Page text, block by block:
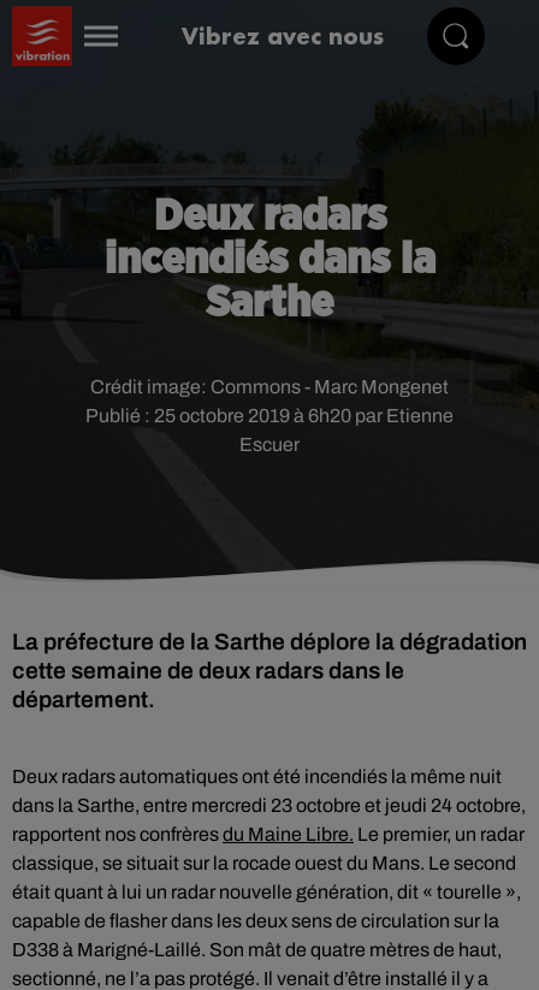
Vibrez avec nous
Deux radars
incendiés dans la
Sarthe
Publié : 25 octobre 2019 à 6h20 par Etienne
Escuer
Crédit image: Commons - Marc Mongenet
La préfecture de la Sarthe déplore la dégradation
cette semaine de deux radars dans le
département.
Deux radars automatiques ont été incendiés la même nuit
dans la Sarthe, entre mercredi 23 octobre et jeudi 24 octobre,
rapportent nos confrèresdu Maine Libre. Le premier, un radar
classique, se situait sur la rocade ouest du Mans. Le second
était quant à lui un radar nouvelle génération, dit « tourelle »,
capable de flasher dans les deux sens de circulation sur la
D338 à Marigné-Laillé. Son mât de quatre mètres de haut,
sectionné, ne l’a pas protégé. Il venait d’être installé il y a